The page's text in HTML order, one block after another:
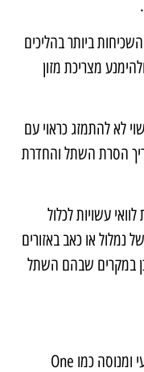
ביותר בהליכים
מצריכת מזון
לא להתמזג כראוי עם
הסרת השתל והחדרת
עשויות לכלול
נמלול או כאב באזורים
במקרים שבהם השתל
"החשיבות של בחירה במרכז רפואי מקצועי ומנוסה כמו One